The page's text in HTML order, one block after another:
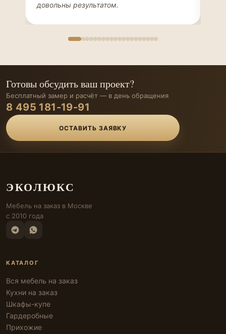
довольны результатом.
Готовы обсудить ваш проект?
Бесплатный замер и расчёт — в день обращения
8 495 181-19-91
ОСТАВИТЬ ЗАЯВКУ
ЭКОЛЮКС
Мебель на заказ в Москве
с 2010 года
КАТАЛОГ
Вся мебель на заказ
Кухни на заказ
Шкафы-купе
Гардеробные
Прихожие